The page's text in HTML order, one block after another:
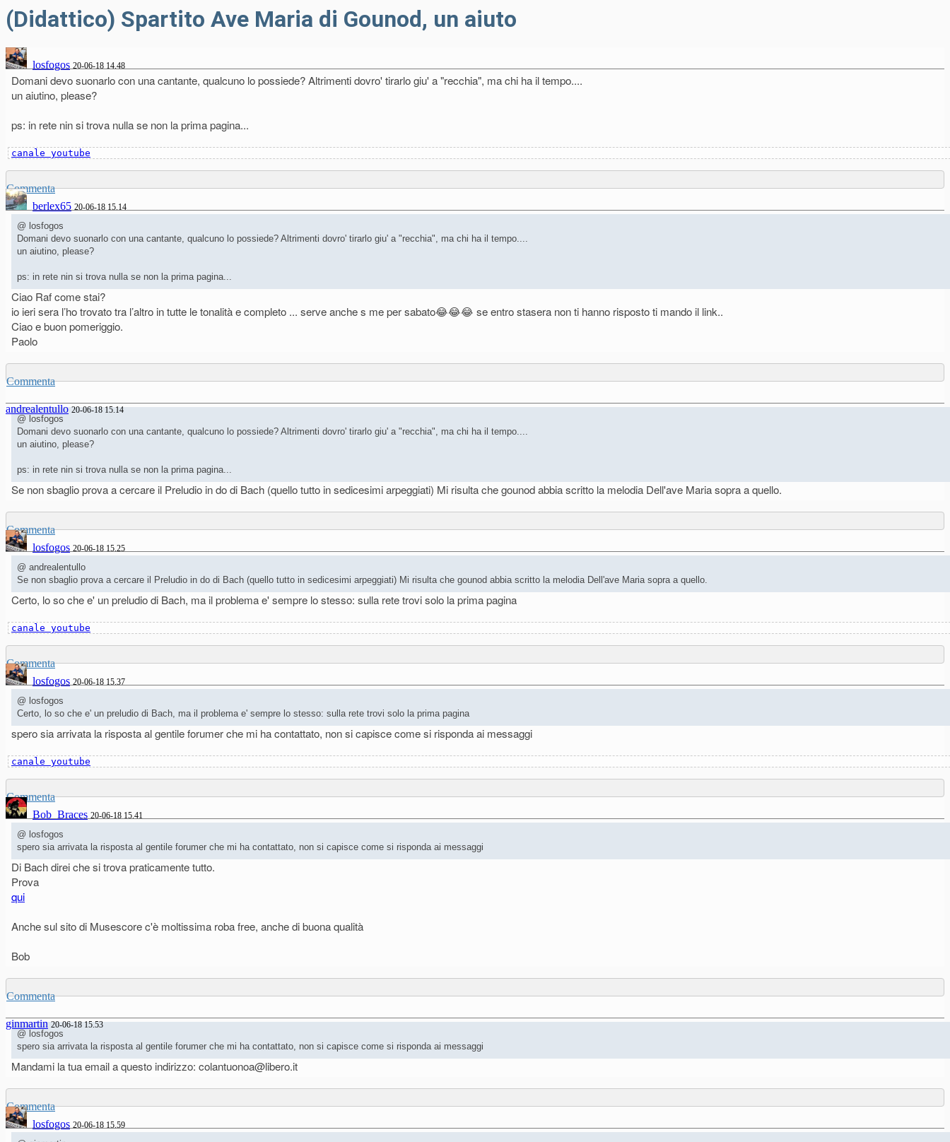
(Didattico) Spartito Ave Maria di Gounod, un aiuto
losfogos 20-06-18 14.48
Domani devo suonarlo con una cantante, qualcuno lo possiede? Altrimenti dovro' tirarlo giu' a "recchia", ma chi ha il tempo....
un aiutino, please?
ps: in rete nin si trova nulla se non la prima pagina...
canale youtube
Commenta
berlex65 20-06-18 15.14
@ losfogos
Domani devo suonarlo con una cantante, qualcuno lo possiede? Altrimenti dovro' tirarlo giu' a "recchia", ma chi ha il tempo....
un aiutino, please?
ps: in rete nin si trova nulla se non la prima pagina...
Ciao Raf come stai?
io ieri sera l’ho trovato tra l’altro in tutte le tonalità e completo ... serve anche s me per sabato😂😂😂 se entro stasera non ti hanno risposto ti mando il link..
Ciao e buon pomeriggio.
Paolo
Commenta
andrealentullo 20-06-18 15.14
@ losfogos
Domani devo suonarlo con una cantante, qualcuno lo possiede? Altrimenti dovro' tirarlo giu' a "recchia", ma chi ha il tempo....
un aiutino, please?
ps: in rete nin si trova nulla se non la prima pagina...
Se non sbaglio prova a cercare il Preludio in do di Bach (quello tutto in sedicesimi arpeggiati) Mi risulta che gounod abbia scritto la melodia Dell'ave Maria sopra a quello.
Commenta
losfogos 20-06-18 15.25
@ andrealentullo
Se non sbaglio prova a cercare il Preludio in do di Bach (quello tutto in sedicesimi arpeggiati) Mi risulta che gounod abbia scritto la melodia Dell'ave Maria sopra a quello.
Certo, lo so che e' un preludio di Bach, ma il problema e' sempre lo stesso: sulla rete trovi solo la prima pagina
canale youtube
Commenta
losfogos 20-06-18 15.37
@ losfogos
Certo, lo so che e' un preludio di Bach, ma il problema e' sempre lo stesso: sulla rete trovi solo la prima pagina
spero sia arrivata la risposta al gentile forumer che mi ha contattato, non si capisce come si risponda ai messaggi
canale youtube
Commenta
Bob_Braces 20-06-18 15.41
@ losfogos
spero sia arrivata la risposta al gentile forumer che mi ha contattato, non si capisce come si risponda ai messaggi
Di Bach direi che si trova praticamente tutto.
Prova
qui
Anche sul sito di Musescore c'è moltissima roba free, anche di buona qualità
Bob
Commenta
ginmartin 20-06-18 15.53
@ losfogos
spero sia arrivata la risposta al gentile forumer che mi ha contattato, non si capisce come si risponda ai messaggi
Mandami la tua email a questo indirizzo: colantuonoa@libero.it
Commenta
losfogos 20-06-18 15.59